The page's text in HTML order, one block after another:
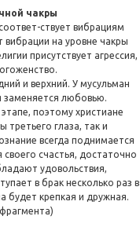
чакры
ствует вибрациям
вибрации на уровне чакры
присутствует агрессия,
и верхний. У мусульман
заменяется любовью.
поэтому христиане
третьего глаза, так и
всегда поднимается
своего счастья, достаточно
удовольствия,
в брак несколько раз в
будет крепкая и дружная.